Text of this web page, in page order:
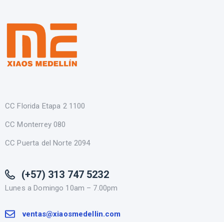
CC Florida Etapa 2 1100
CC Monterrey 080
CC Puerta del Norte 2094
(+57) 313 747 5232
Lunes a Domingo 10am – 7.00pm
ventas@xiaosmedellin.com